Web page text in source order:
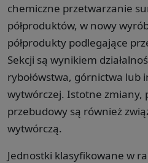
chemiczne przetwarzanie
półproduktów, w nowy
półprodukty podlegające
Sekcji są wynikiem
rybołówstwa, górnictwa lub
wytwórczej. Istotne zmiany,
przebudowy są również
wytwórczą.
Jednostki klasyfikowane w